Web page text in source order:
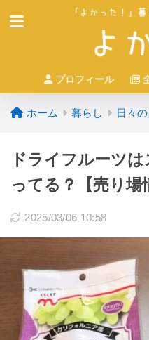
プロフィール
ホーム 暮らし 日々
ドライフルーツ
ってる？【売り場
2025/03/06 10:58